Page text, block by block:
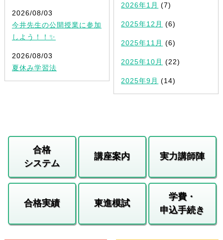
2026/08/03
今井先生の公開授業に参加
しよう！！✨
2026/08/03
夏休み学習法
2026年1月 (7)
2025年12月 (6)
2025年11月 (6)
2025年10月 (22)
2025年9月 (14)
合格
システム
講座案内 実力講師陣
合格実績 東進模試
学費・
申込手続き